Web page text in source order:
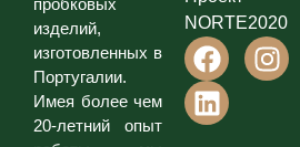
пробковых
изделий,
изготовленных в
Португалии.
Имея более чем
20-летний опыт
NORTE2020